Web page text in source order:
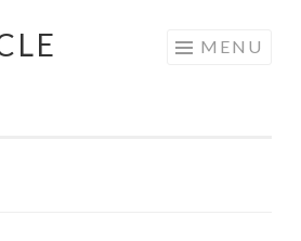
MENU